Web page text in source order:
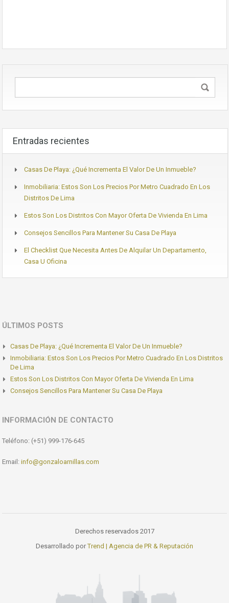
Entradas recientes
Casas De Playa: ¿Qué Incrementa El Valor De Un Inmueble?
Inmobiliaria: Estos Son Los Precios Por Metro Cuadrado En Los
Distritos De Lima
Estos Son Los Distritos Con Mayor Oferta De Vivienda En Lima
Consejos Sencillos Para Mantener Su Casa De Playa
El Checklist Que Necesita Antes De Alquilar Un Departamento,
Casa U Oficina
ÚLTIMOS POSTS
Casas De Playa: ¿Qué Incrementa El Valor De Un Inmueble?
Inmobiliaria: Estos Son Los Precios Por Metro Cuadrado En Los Distritos
De Lima
Estos Son Los Distritos Con Mayor Oferta De Vivienda En Lima
Consejos Sencillos Para Mantener Su Casa De Playa
INFORMACIÓN DE CONTACTO
Teléfono: (+51) 999-176-645
Email: info@gonzaloarnillas.com
Derechos reservados 2017
Desarrollado porTrend | Agencia de PR & Reputación